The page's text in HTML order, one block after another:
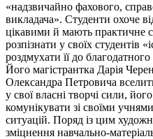
«надзвичайно фахового,
викладача». Студенти охоче
цікавими й мають практичне
розпізнати у своїх студентів
роздмухати її до
Його магістрантка Дарія
Олександра Петровича
у свої власні творчі сили,
комунікувати зі своїми
ситуацій. Поряд із цим
зміцнення навчально-